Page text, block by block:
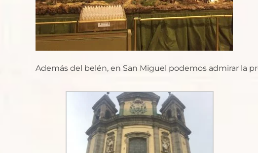
Además del belén, en San Miguel podemos admirar la